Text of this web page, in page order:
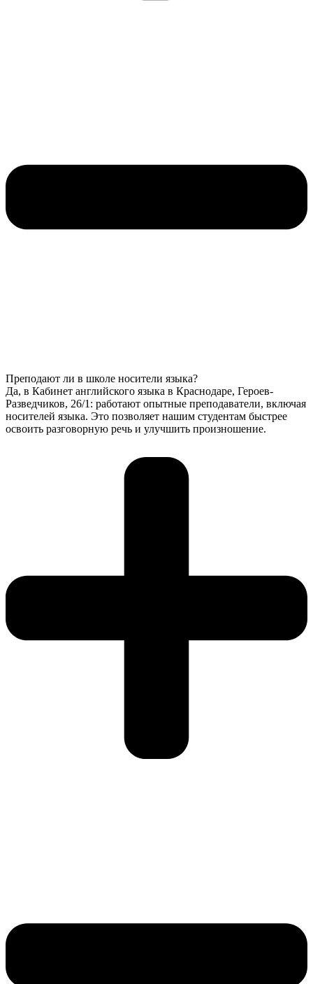
Преподают ли в школе носители языка?
Да, в Кабинет английского языка в Краснодаре, Героев-
Разведчиков, 26/1: работают опытные преподаватели, включая
носителей языка. Это позволяет нашим студентам быстрее
освоить разговорную речь и улучшить произношение.